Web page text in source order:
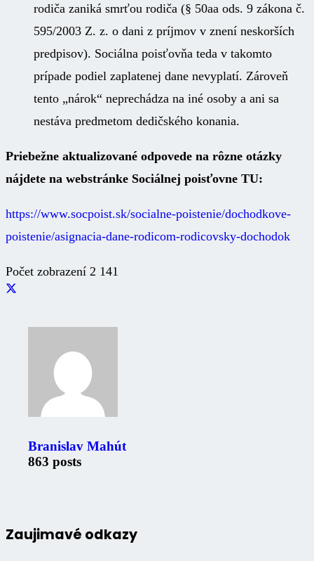
rodiča zaniká smrťou rodiča (§ 50aa ods. 9 zákona č.
595/2003 Z. z. o dani z príjmov v znení neskorších
predpisov). Sociálna poisťovňa teda v takomto
prípade podiel zaplatenej dane nevyplatí. Zároveň
tento „nárok“ neprechádza na iné osoby a ani sa
nestáva predmetom dedičského konania.
Priebežne aktualizované odpovede na rôzne otázky
nájdete na webstránke Sociálnej poisťovne TU:
https://www.socpoist.sk/socialne-poistenie/dochodkove-
poistenie/asignacia-dane-rodicom-rodicovsky-dochodok
Počet zobrazení 2 141
Branislav Mahút
863 posts
Zaujimavé odkazy